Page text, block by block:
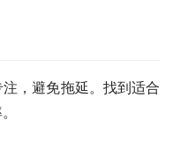
，避免拖延。找到适合